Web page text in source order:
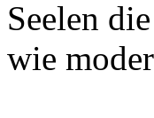
Seelen
wie